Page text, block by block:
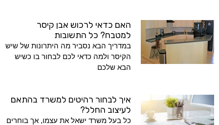
האם כדאי לרכוש אבן קיסר
למטבח? כל התשובות
במדריך הבא נסביר מה היתרונות של שיש
הקיסר ולמה כדאי לכם לבחור בו כשיש
הבא שלכם
איך לבחור רהיטים למשרד בהתאם
לעיצוב החלל?
כל בעל משרד ישאל את עצמו, אך בוחרים